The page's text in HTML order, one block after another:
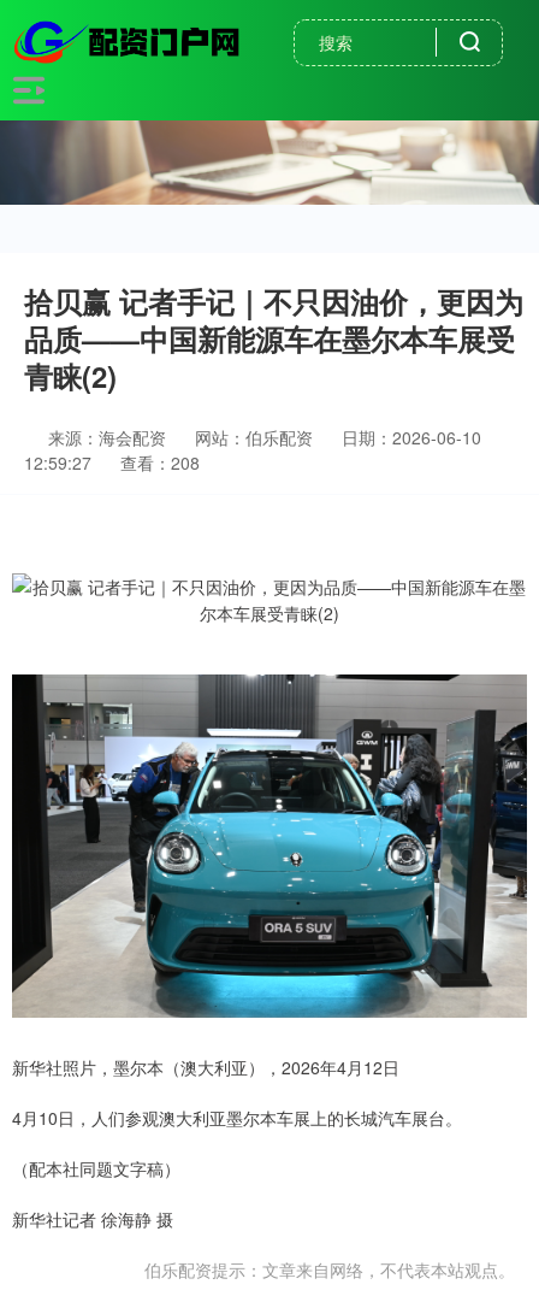
拾贝赢 记者手记｜不只因油价，更因为
品质——中国新能源车在墨尔本车展受
青睐(2)
来源：海会配资 网站：伯乐配资
日期：2026-06-10
12:59:27
查看：208
新华社照片，墨尔本（澳大利亚），2026年4月12日
4月10日，人们参观澳大利亚墨尔本车展上的长城汽车展台。
（配本社同题文字稿）
新华社记者 徐海静 摄
伯乐配资提示：文章来自网络，不代表本站观点。